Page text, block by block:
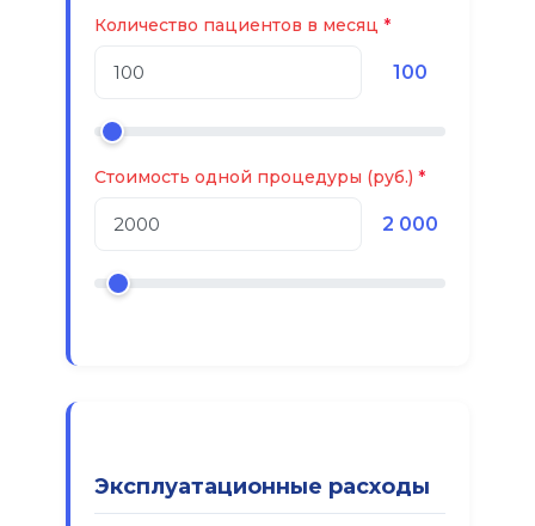
Количество пациентов в месяц
100
Стоимость одной процедуры (руб.)
2 000
Эксплуатационные расходы